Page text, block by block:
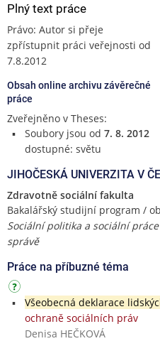
Plný text práce
Právo: Autor si přeje
zpřístupnit práci veřejnosti od
7.8.2012
Obsah online archivu závěrečné
práce
Zveřejněno v Theses:
Soubory jsou od 7. 8. 2012
dostupné: světu
JIHOČESKÁ UNIVERZITA V
Zdravotně sociální fakulta
Bakalářský studijní program /
Sociální politika a sociální
správě
Práce na příbuzné téma
Všeobecná deklarace
ochraně sociálních práv
Denisa HEČKOVÁ